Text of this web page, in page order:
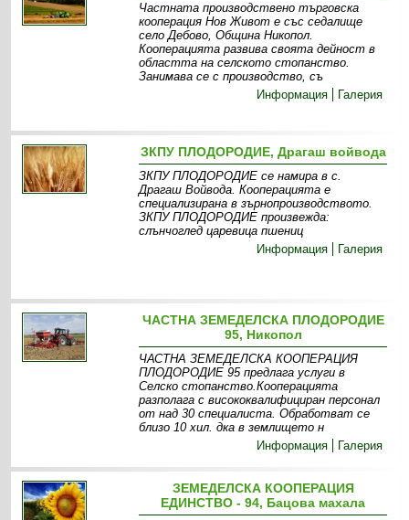
Частната производствено търговска
кооперация Нов Живот е със седалище
село Дебово, Община Никопол.
Кооперацията развива своята дейност в
областта на селското стопанство.
Занимава се с производство, съ
Информация
Галерия
ЗКПУ ПЛОДОРОДИЕ, Драгаш войвода
ЗКПУ ПЛОДОРОДИЕ се намира в с.
Драгаш Войвода. Кооперацията е
специализирана в зърнопроизводството.
ЗКПУ ПЛОДОРОДИЕ произвежда:
слънчоглед царевица пшениц
Информация
Галерия
ЧАСТНА ЗЕМЕДЕЛСКА ПЛОДОРОДИЕ
95, Никопол
ЧАСТНА ЗЕМЕДЕЛСКА КООПЕРАЦИЯ
ПЛОДОРОДИЕ 95 предлага услуги в
Селско стопанство.Кооперацията
разполага с висококвалифициран персонал
от над 30 специалиста. Обработват се
близо 10 хил. дка в землището н
Информация
Галерия
ЗЕМЕДЕЛСКА КООПЕРАЦИЯ
ЕДИНСТВО - 94, Бацова махала